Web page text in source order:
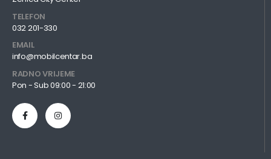
TELEFON
032 201-330
EMAIL
info@mobilcentar.ba
RADNO VRIJEME
Pon - Sub 09:00 - 21:00